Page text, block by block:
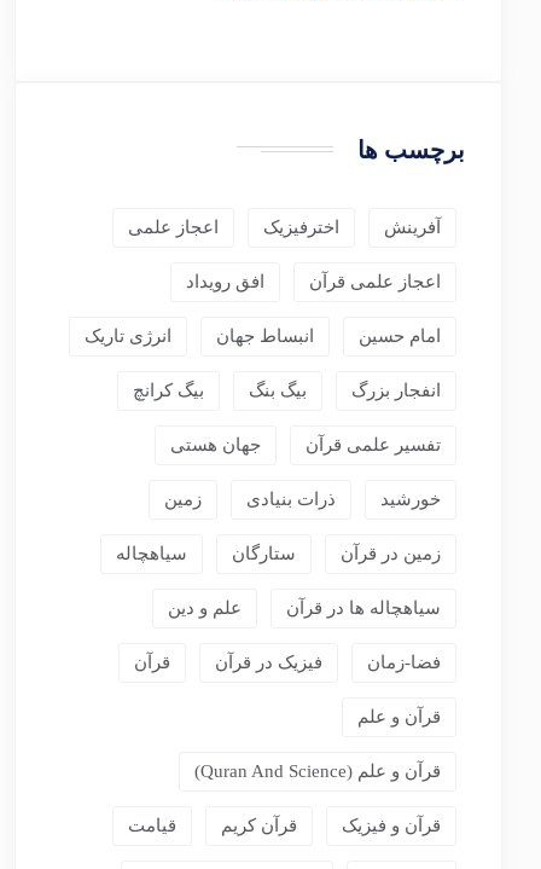
برچسب ها
آفرینش اخترفیزیک اعجاز علمی
اعجاز علمی قرآن افق رویداد
امام حسین انبساط جهان انرژی تاریک
انفجار بزرگ بیگ بنگ بیگ کرانچ
تفسیر علمی قرآن جهان هستی
خورشید ذرات بنیادی زمین
زمین در قرآن ستارگان سیاهچاله
سیاهچاله ها در قرآن علم و دین
فضا-زمان فیزیک در قرآن قرآن
قرآن و علم
قرآن و علم (Quran And Science)
قرآن و فیزیک قرآن کریم قیامت